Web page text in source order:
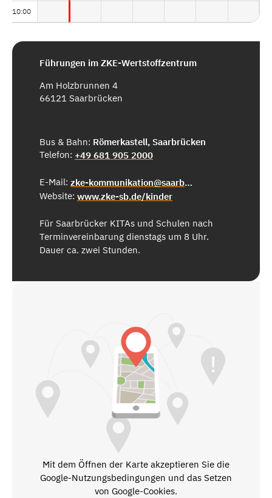
10:00
Führungen im ZKE-Wertstoffzentrum
Am Holzbrunnen 4
66121 Saarbrücken
Bus & Bahn: Römerkastell, Saarbrücken
Telefon: +49 681 905 2000
E-Mail:
zke-kommunikation@saarbruecken.de
Website: www.zke-sb.de/kinder
Für Saarbrücker KITAs und Schulen nach
Terminvereinbarung dienstags um 8 Uhr.
Dauer ca. zwei Stunden.
Mit dem Öffnen der Karte akzeptieren Sie die
Google-Nutzungsbedingungen und das Setzen
von Google-Cookies.